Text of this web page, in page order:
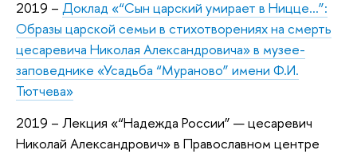
2019 – Доклад «“Сын царский умирает в Ницце…”:
Образы царской семьи в стихотворениях на смерть
цесаревича Николая Александровича» в музее-
заповеднике «Усадьба “Мураново” имени Ф.И.
Тютчева»
2019 – Лекция «“Надежда России” — цесаревич
Николай Александрович» в Православном центре